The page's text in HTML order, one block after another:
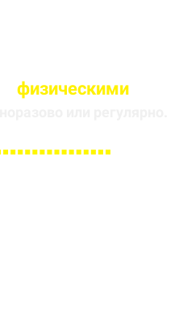
физическими